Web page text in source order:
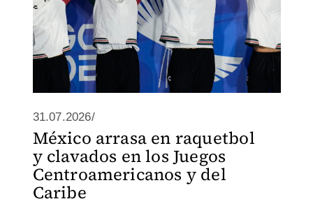
31.07.2026/
México arrasa en raquetbol
y clavados en los Juegos
Centroamericanos y del
Caribe